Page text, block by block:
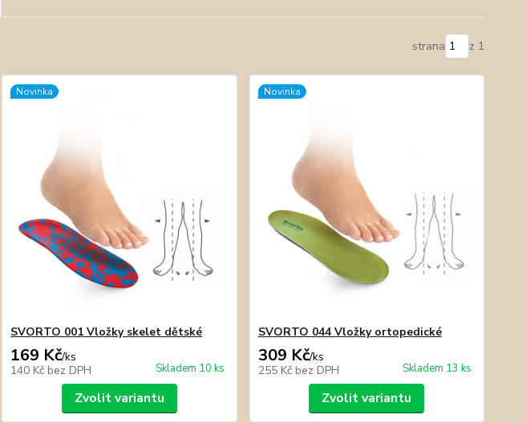
strana z 1
Novinka
SVORTO 001 Vložky skelet dětské
169 Kč/ks
140 Kč bez DPH Skladem 10 ks
Zvolit variantu
Novinka
SVORTO 044 Vložky ortopedické
309 Kč/ks
255 Kč bez DPH Skladem 13 ks
Zvolit variantu